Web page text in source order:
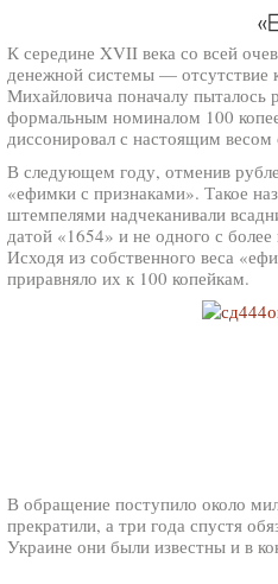
К середине XVII века со всей
денежной системы — отсутствие
Михайловича поначалу
формальным номиналом 100
диссонировал с настоящим весом
В следующем году, отменив
«ефимки с признаками». Такое
штемпелями надчеканивали
датой «1654» и не одного с
Исходя из собственного веса
приравняло их к 100 копейкам.
В обращение поступило около
прекратили, а три года спустя
Украине они были известны и в